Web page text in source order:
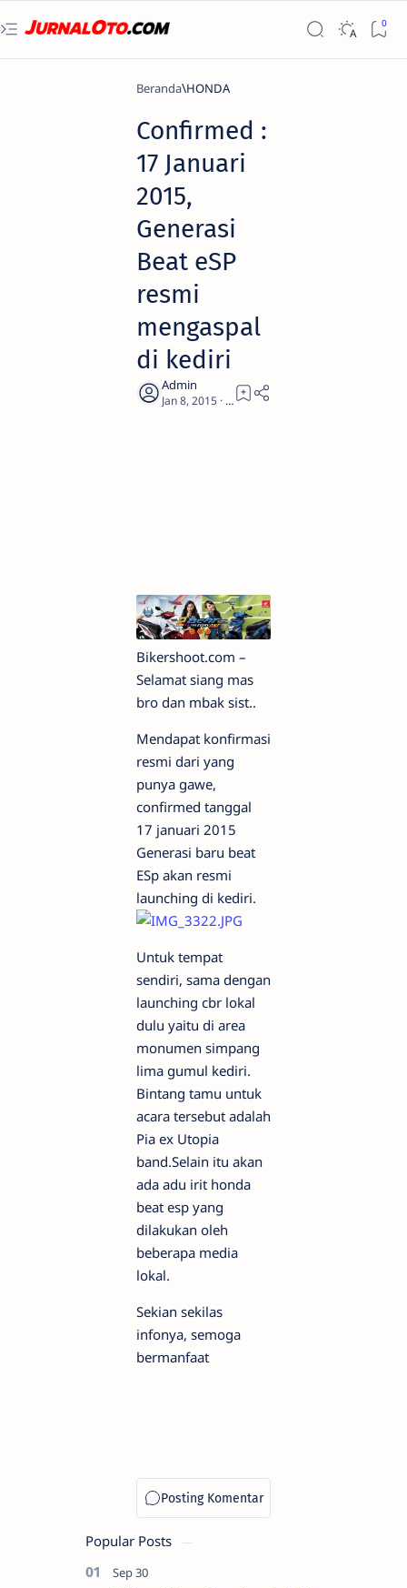
Beranda HONDA
Confirmed :
17 Januari
2015,
Generasi
Beat eSP
resmi
mengaspal
di kediri
0
Bikershoot.com –
Selamat siang mas
bro dan mbak sist..
Mendapat konfirmasi
resmi dari yang
punya gawe,
confirmed tanggal
17 januari 2015
Generasi baru beat
ESp akan resmi
launching di kediri.
Untuk tempat
sendiri, sama dengan
launching cbr lokal
dulu yaitu di area
monumen simpang
lima gumul kediri.
Bintang tamu untuk
acara tersebut adalah
Pia ex Utopia
band.Selain itu akan
ada adu irit honda
beat esp yang
dilakukan oleh
beberapa media
lokal.
Sekian sekilas
infonya, semoga
bermanfaat
Popular Posts